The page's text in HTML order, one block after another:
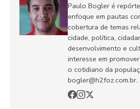
Paulo Bogler é
enfoque em pautas
cobertura de temas
cidade, política,
desenvolvimento e
interesse em
o cotidiano da
bogler@h2foz.com.br.